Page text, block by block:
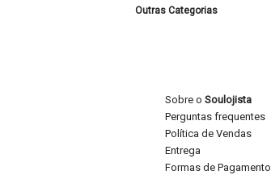
Outras Categorias
Sobre o Soulojista
Perguntas frequentes
Política de Vendas
Entrega
Formas de Pagamento